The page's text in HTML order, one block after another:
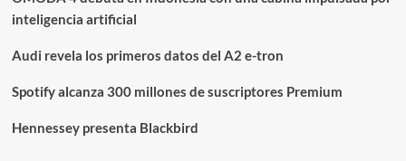
inteligencia artificial
Audi revela los primeros datos del A2 e-tron
Spotify alcanza 300 millones de suscriptores Premium
Hennessey presenta Blackbird